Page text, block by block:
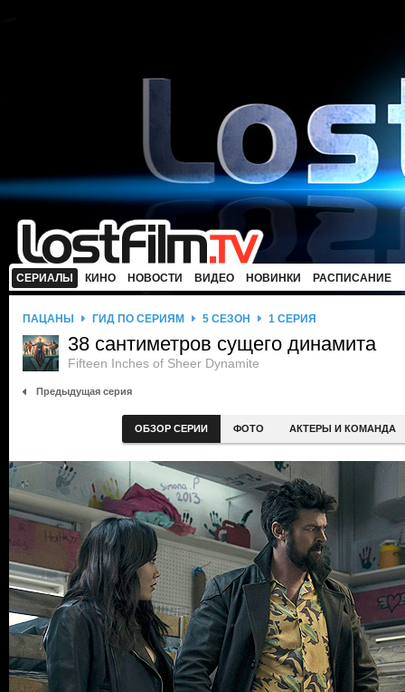
СЕРИАЛЫ КИНО НОВОСТИ ВИДЕО НОВИНКИ РАСПИСАНИЕ
ПАЦАНЫ ГИД ПО СЕРИЯМ 5 СЕЗОН 1 СЕРИЯ
38 сантиметров сущего динамита
Fifteen Inches of Sheer Dynamite
Предыдущая серия
ОБЗОР СЕРИИ ФОТО АКТЕРЫ И КОМАНДА